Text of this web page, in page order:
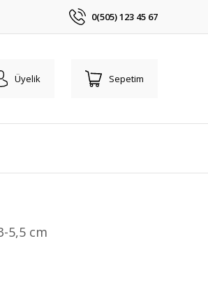
0(505) 123 45 67
Üyelik Sepetim
5,5 cm